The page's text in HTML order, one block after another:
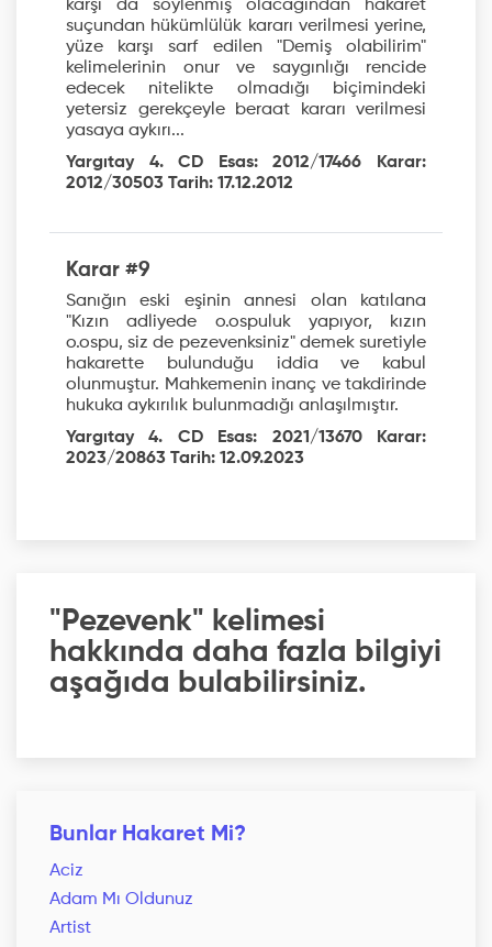
karşı da söylenmiş olacağından hakaret
suçundan hükümlülük kararı verilmesi yerine,
yüze karşı sarf edilen "Demiş olabilirim"
kelimelerinin onur ve saygınlığı rencide
edecek nitelikte olmadığı biçimindeki
yetersiz gerekçeyle beraat kararı verilmesi
yasaya aykırı...
Yargıtay 4. CD Esas: 2012/17466 Karar:
2012/30503 Tarih: 17.12.2012
Karar #9
Sanığın eski eşinin annesi olan katılana
"Kızın adliyede o.ospuluk yapıyor, kızın
o.ospu, siz de pezevenksiniz" demek suretiyle
hakarette bulunduğu iddia ve kabul
olunmuştur. Mahkemenin inanç ve takdirinde
hukuka aykırılık bulunmadığı anlaşılmıştır.
Yargıtay 4. CD Esas: 2021/13670 Karar:
2023/20863 Tarih: 12.09.2023
"Pezevenk" kelimesi
hakkında daha fazla bilgiyi
aşağıda bulabilirsiniz.
Bunlar Hakaret Mi?
Aciz
Adam Mı Oldunuz
Artist